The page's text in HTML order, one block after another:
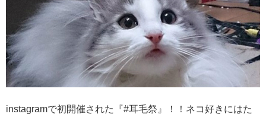
instagramで初開催された『#耳毛祭』！！ネコ好きにはた